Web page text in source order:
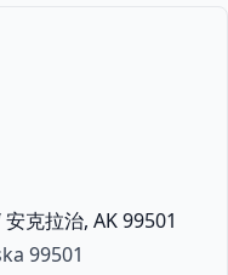
克拉治, AK 99501
99501